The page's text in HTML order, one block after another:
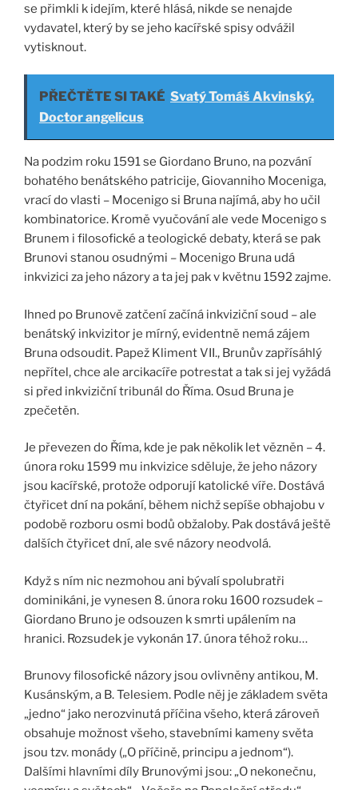
se přimkli k idejím, které hlásá, nikde se nenajde
vydavatel, který by se jeho kacířské spisy odvážil
vytisknout.
PŘEČTĚTE SI TAKÉ Svatý Tomáš Akvinský.
Doctor angelicus
Na podzim roku 1591 se Giordano Bruno, na pozvání
bohatého benátského patricije, Giovanniho Moceniga,
vrací do vlasti – Mocenigo si Bruna najímá, aby ho učil
kombinatorice. Kromě vyučování ale vede Mocenigo s
Brunem i filosofické a teologické debaty, která se pak
Brunovi stanou osudnými – Mocenigo Bruna udá
inkvizici za jeho názory a ta jej pak v květnu 1592 zajme.
Ihned po Brunově zatčení začíná inkviziční soud – ale
benátský inkvizitor je mírný, evidentně nemá zájem
Bruna odsoudit. Papež Kliment VII., Brunův zapřísáhlý
nepřítel, chce ale arcikacíře potrestat a tak si jej vyžádá
si před inkviziční tribunál do Říma. Osud Bruna je
zpečetěn.
Je převezen do Říma, kde je pak několik let vězněn – 4.
února roku 1599 mu inkvizice sděluje, že jeho názory
jsou kacířské, protože odporují katolické víře. Dostává
čtyřicet dní na pokání, během nichž sepíše obhajobu v
podobě rozboru osmi bodů obžaloby. Pak dostává ještě
dalších čtyřicet dní, ale své názory neodvolá.
Když s ním nic nezmohou ani bývalí spolubratři
dominikáni, je vynesen 8. února roku 1600 rozsudek –
Giordano Bruno je odsouzen k smrti upálením na
hranici. Rozsudek je vykonán 17. února téhož roku…
Brunovy filosofické názory jsou ovlivněny antikou, M.
Kusánským, a B. Telesiem. Podle něj je základem světa
„jedno“ jako nerozvinutá příčina všeho, která zároveň
obsahuje možnost všeho, stavebními kameny světa
jsou tzv. monády („O příčině, principu a jednom“).
Dalšími hlavními díly Brunovými jsou: „O nekonečnu,